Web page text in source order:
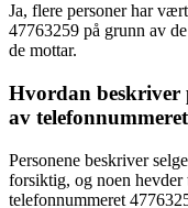
Ja, flere personer har
47763259 på grunn av
de mottar.
Hvordan beskriver
av
Personene beskriver
forsiktig, og noen
telefonnummeret